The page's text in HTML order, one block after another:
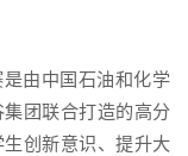
由中国石油和化学
团联合打造的高分
创新意识、提升大